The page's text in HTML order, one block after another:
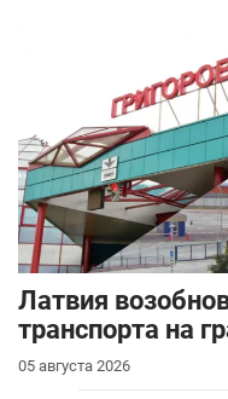
Латвия
транспорта на
05 августа 2026